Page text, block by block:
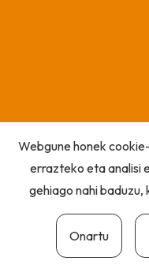
Webgune honek
errazteko eta analisi
gehiago nahi
Onartu